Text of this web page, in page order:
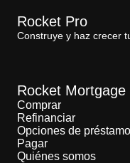
Rocket Pro
Construye y haz crecer
Rocket Mortgage
Comprar
Refinanciar
Opciones de préstamo
Pagar
Quiénes somos